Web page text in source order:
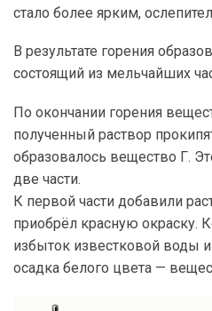
стало более ярким,
В результате горения
состоящий из мельчайших
По окончании горения
полученный раствор
образовалось вещество Г.
две части.
К первой части добавили
приобрёл красную окраску.
избыток известковой воды
осадка белого цвета —